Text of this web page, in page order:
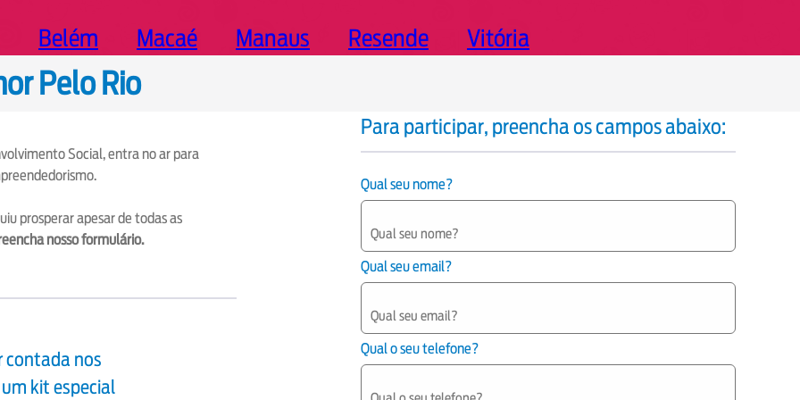
Belém Macaé Manaus Resende Vitória
Pelo Rio
Social, entra no ar para
prosperar apesar de todas as
nosso formulário.
contada nos
kit especial
Para participar, preencha os campos abaixo:
Qual seu nome?
Qual seu email?
Qual o seu telefone?